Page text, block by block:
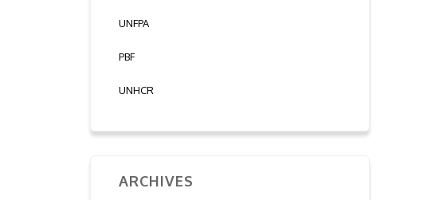
UNFPA
PBF
UNHCR
ARCHIVES